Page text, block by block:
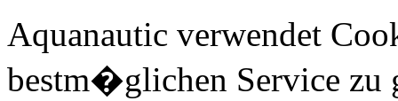
Aquanautic verwendet
bestm�glichen Service zu